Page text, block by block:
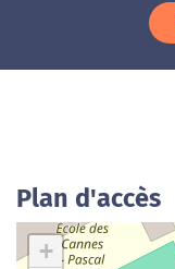
Plan d'accès
+